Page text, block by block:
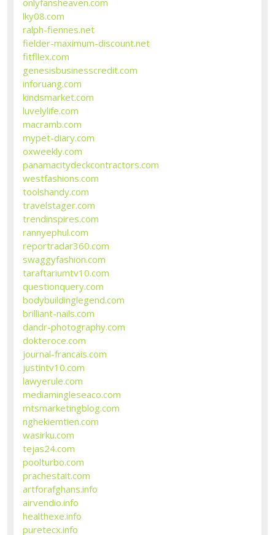
lky08.com
ralph-fiennes.net
fielder-maximum-discount.net
fitfllex.com
genesisbusinesscredit.com
inforuang.com
kindsmarket.com
luvelylife.com
macramb.com
mypet-diary.com
oxweekly.com
panamacitydeckcontractors.com
westfashions.com
toolshandy.com
travelstager.com
trendinspires.com
rannyephul.com
reportradar360.com
swaggyfashion.com
taraftariumtv10.com
questionquery.com
bodybuildinglegend.com
brilliant-nails.com
dandr-photography.com
dokteroce.com
journal-francais.com
justintv10.com
lawyerule.com
mediamingleseaco.com
mtsmarketingblog.com
nghekiemtien.com
wasirku.com
tejas24.com
poolturbo.com
prachestait.com
artforafghans.info
airvendio.info
healthexe.info
puretecx.info